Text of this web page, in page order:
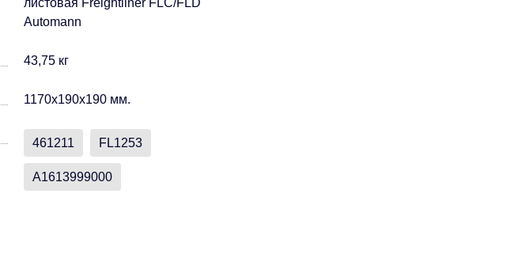
листовая Freightliner FLC/FLD
Automann
43,75 кг
1170х190х190 мм.
461211 FL1253
A1613999000